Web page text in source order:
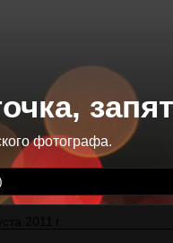
фотографа.